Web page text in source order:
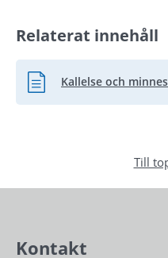
Relaterat innehåll
Kallelse och
Word, 164.2 kB.
Till
Kontakt